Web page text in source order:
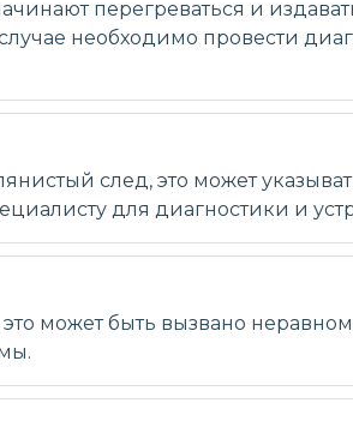
перегреваться и
необходимо провести
след, это может
для диагностики и
может быть вызвано